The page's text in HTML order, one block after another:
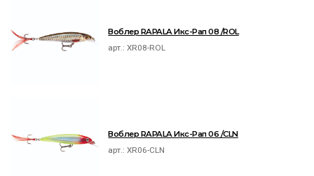
Воблер RAPALA Икс-Рап 08 /ROL
арт.:XR08-ROL
Воблер RAPALA Икс-Рап 06 /CLN
арт.:XR06-CLN